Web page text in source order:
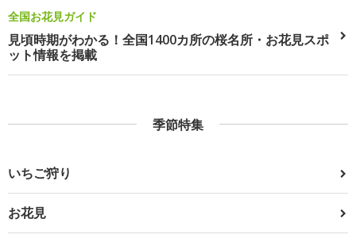
全国お花見ガイド
見頃時期がわかる！全国1400カ所の桜名所・お花見スポ
ット情報を掲載
季節特集
いちご狩り
お花見